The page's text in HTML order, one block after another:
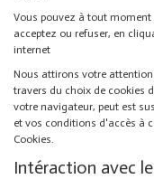
Vous pouvez à tout
acceptez ou refuser, en
internet
Nous attirons votre
travers du choix de cookies
votre navigateur, peut est
et vos conditions d'accès à
Cookies.
Intéraction avec